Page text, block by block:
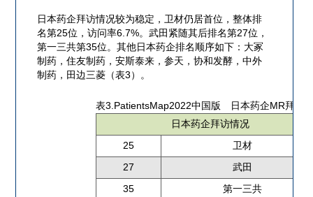
日本药企拜访情况较为稳定，卫材仍居首位，整体排
名第25位，访问率6.7%。武田紧随其后排名第27位，
第一三共第35位。其他日本药企排名顺序如下：大冢
制药，住友制药，安斯泰来，参天，协和发酵，中外
制药，田边三菱（表3）。
表3.PatientsMap2022中国版 日本药企MR拜访
日本药企拜访情况
25 卫材
27 武田
35 第一三共